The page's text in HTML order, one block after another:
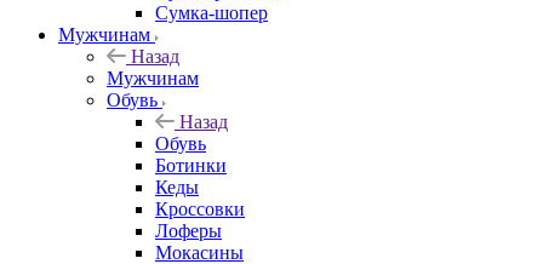
Сумка-шопер
Мужчинам
Назад
Мужчинам
Обувь
Назад
Обувь
Ботинки
Кеды
Кроссовки
Лоферы
Мокасины